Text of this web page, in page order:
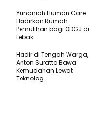
Yunaniah Human Care
Hadirkan Rumah
Pemulihan bagi ODGJ di
Lebak
Hadir di Tengah Warga,
Anton Suratto Bawa
Kemudahan Lewat
Teknologi ​